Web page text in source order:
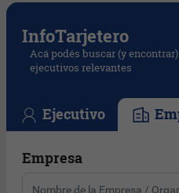
InfoTarjetero
Acá podés buscar (y
ejecutivos relevantes
Ejecutivo
Empresa